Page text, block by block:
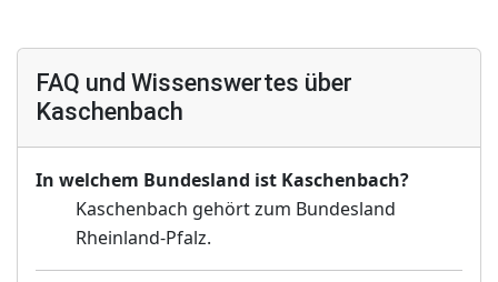
FAQ und Wissenswertes über
Kaschenbach
In welchem Bundesland ist Kaschenbach?
Kaschenbach gehört zum Bundesland
Rheinland-Pfalz.